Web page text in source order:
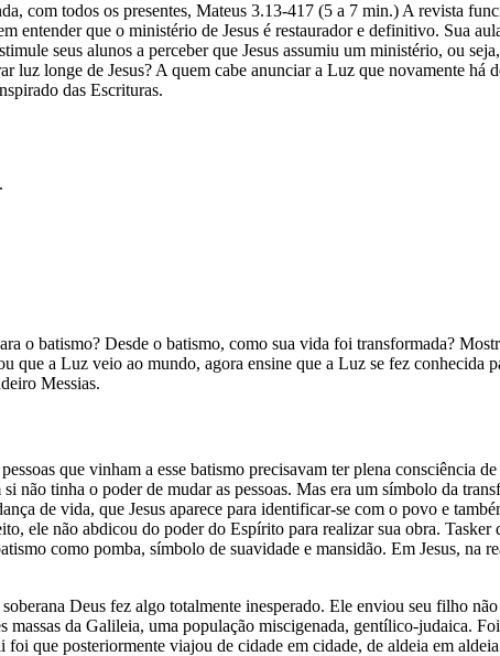
com todos os presentes, Mateus 3.13-417 (5 a 7 min.) A revista
entender que o ministério de Jesus é restaurador e definitivo. Sua
seus alunos a perceber que Jesus assumiu um ministério, ou
luz longe de Jesus? A quem cabe anunciar a Luz que novamente
das Escrituras.
o batismo? Desde o batismo, como sua vida foi transformada?
que a Luz veio ao mundo, agora ensine que a Luz se fez conhecida
Messias.
que vinham a esse batismo precisavam ter plena consciência
tinha o poder de mudar as pessoas. Mas era um símbolo da
de vida, que Jesus aparece para identificar-se com o povo e
ele não abdicou do poder do Espírito para realizar sua obra. Tasker
como pomba, símbolo de suavidade e mansidão. Em Jesus, na
Deus fez algo totalmente inesperado. Ele enviou seu filho
da Galileia, uma população miscigenada, gentílico-judaica.
que posteriormente viajou de cidade em cidade, de aldeia em